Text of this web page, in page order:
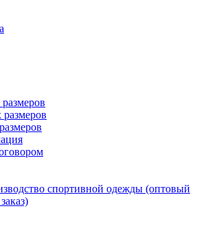
спортивной одежды (оптовый